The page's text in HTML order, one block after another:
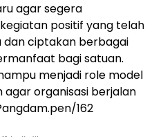
agar segera
positif yang telah
dan ciptakan berbagai
bagi satuan.
menjadi role model
agar organisasi berjalan
162